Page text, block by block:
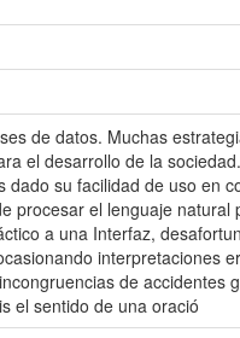
de datos. Muchas
el desarrollo de la
su facilidad de uso en
procesar el lenguaje natural
a una Interfaz,
interpretaciones
de accidentes
el sentido de una oració